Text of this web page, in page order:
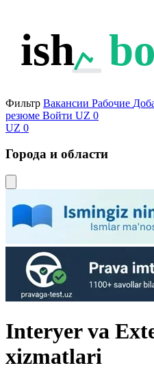
ish
Фильтр Вакансии Рабочие
резюме Войти UZ 0
UZ 0
Города и области
Interyer va
xizmatlari